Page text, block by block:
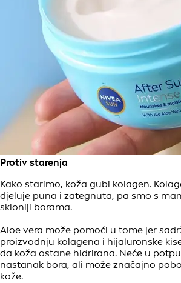
Protiv starenja
Kako starimo, koža gubi kolagen.
djeluje puna i zategnuta, pa smo s
skloniji borama.
Aloe vera može pomoći u tome jer
proizvodnju kolagena i hijaluronske
da koža ostane hidrirana. Neće u
nastanak bora, ali može značajno
kože.